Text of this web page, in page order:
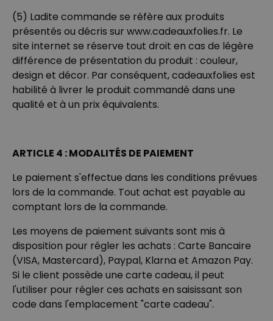
(5) Ladite commande se réfère aux produits
présentés ou décris sur www.cadeauxfolies.fr. Le
site internet se réserve tout droit en cas de légère
différence de présentation du produit : couleur,
design et décor. Par conséquent, cadeauxfolies est
habilité à livrer le produit commandé dans une
qualité et à un prix équivalents.
ARTICLE 4 : MODALITÉS DE PAIEMENT
Le paiement s'effectue dans les conditions prévues
lors de la commande. Tout achat est payable au
comptant lors de la commande.
Les moyens de paiement suivants sont mis à
disposition pour régler les achats : Carte Bancaire
(VISA, Mastercard), Paypal, Klarna et Amazon Pay.
Si le client possède une carte cadeau, il peut
l'utiliser pour régler ces achats en saisissant son
code dans l'emplacement "carte cadeau".